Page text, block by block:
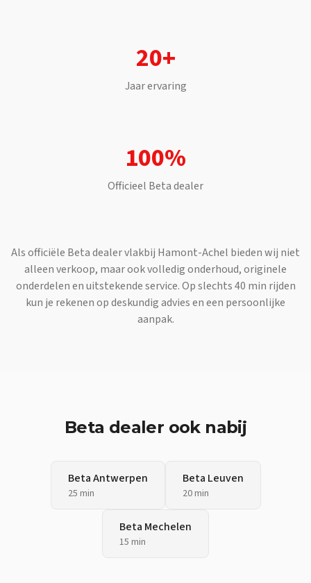
20+
Jaar ervaring
100%
Officieel Betadealer
Als officiële Betadealer vlakbij Hamont-Achel bieden wij niet
alleen verkoop, maar ook volledig onderhoud, originele
onderdelen en uitstekende service. Op slechts40 min rijden
kun je rekenen op deskundig advies en een persoonlijke
aanpak.
Beta dealer ook nabij
BetaAntwerpen
25 min
Beta Leuven
20 min
Beta Mechelen
15 min